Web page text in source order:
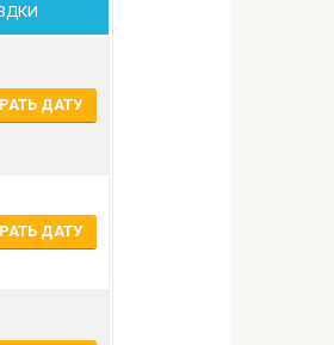
ДАТУ
ДАТУ